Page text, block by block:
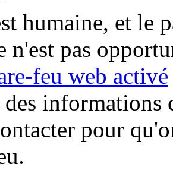
humaine, et le
n'est pas
feu web activé
informations
pour